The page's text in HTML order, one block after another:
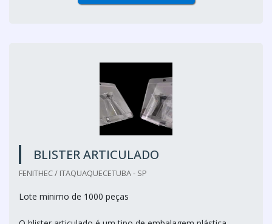
BLISTER ARTICULADO
FENITHEC / ITAQUAQUECETUBA - SP
Lote minimo de 1000 peças